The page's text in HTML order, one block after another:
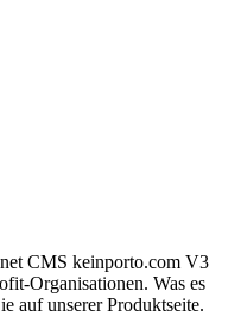
CMS keinporto.com V3
Organisationen. Was es
auf unserer Produktseite.